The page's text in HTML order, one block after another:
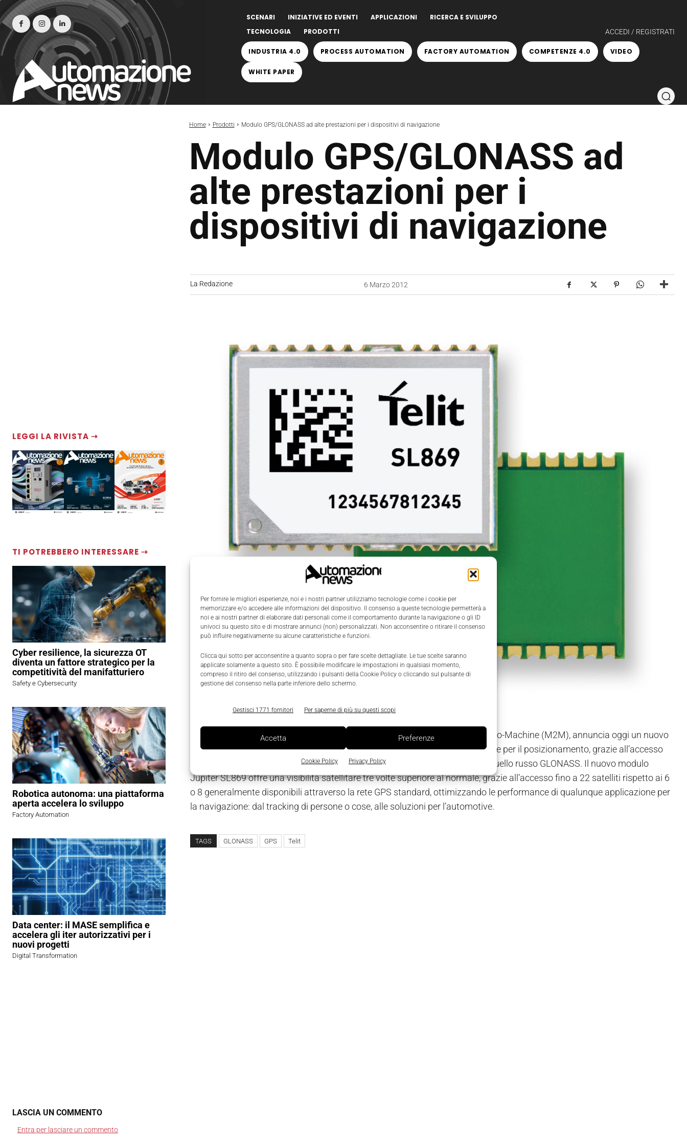
Per fornire le migliori esperienze, noi e i nostri partner utilizziamo tecnologie come i cookie per
memorizzare e/o accedere alle informazioni del dispositivo. Il consenso a queste tecnologie permetterà a
noi e ai nostri partner di elaborare dati personali come il comportamento durante la navigazione o gli ID
univoci su questo sito e di mostrare annunci (non) personalizzati. Non acconsentire o ritirare il consenso
può influire negativamente su alcune caratteristiche e funzioni.
Clicca qui sotto per acconsentire a quanto sopra o per fare scelte dettagliate. Le tue scelte saranno
applicate solamente a questo sito. È possibile modificare le impostazioni in qualsiasi momento,
compreso il ritiro del consenso, utilizzando i pulsanti della Cookie Policy o cliccando sul pulsante di
gestione del consenso nella parte inferiore dello schermo.
Gestisci 1771 fornitori Per saperne di più su questi scopi
Accetta Preferenze
Cookie Policy Privacy Policy
SCENARI INIZIATIVE ED EVENTI APPLICAZIONI
RICERCA E SVILUPPO
TECNOLOGIA
PRODOTTI ACCEDI / REGISTRATI
INDUSTRIA 4.0 PROCESS AUTOMATION FACTORY AUTOMATION COMPETENZE 4.0 VIDEO
WHITE PAPER
Home Prodotti Modulo GPS/GLONASS ad alte prestazioni per i dispositivi di navigazione
Modulo GPS/GLONASS ad
alte prestazioni per i
dispositivi di navigazione
LEGGI LA RIVISTA ⇢
TI POTREBBERO INTERESSARE ⇢
Cyber resilience, la sicurezza OT
diventa un fattore strategico per la
competitività del manifatturiero
Safety e Cybersecurity
Robotica autonoma: una piattaforma
aperta accelera lo sviluppo
Factory Automation
Data center: il MASE semplifica e
accelera gli iter autorizzativi per i
nuovi progetti
Digital Transformation
La Redazione 6 Marzo 2012
Telit Wireless Solutions, importante realtà nelle tecnologie wireless Machine-to-Machine (M2M), annuncia oggi un nuovo
modulo GPS/GLONASS, che migliora drasticamente le performance dei device per il posizionamento, grazie all’accesso
combinato sia al sistema di navigazione satellitare statunitense GPS che a quello russo GLONASS. Il nuovo modulo
Jupiter SL869 offre una visibilità satellitare tre volte superiore al normale, grazie all’accesso fino a 22 satelliti rispetto ai 6
o 8 generalmente disponibili attraverso la rete GPS standard, ottimizzando le performance di qualunque applicazione per
la navigazione: dal tracking di persone o cose, alle soluzioni per l’automotive.
TAGS GLONASS GPS Telit
LASCIA UN COMMENTO
Entra per lasciare un commento